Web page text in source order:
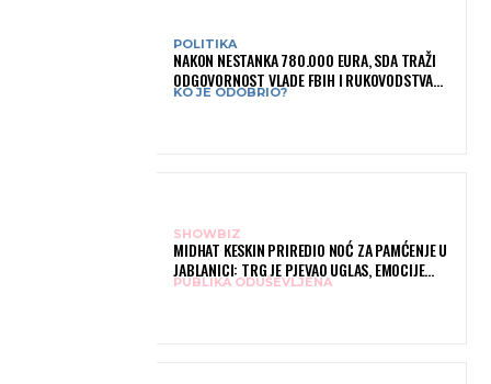
POLITIKA
NAKON NESTANKA 780.000 EURA, SDA TRAŽI
ODGOVORNOST VLADE FBIH I RUKOVODSTVA
IGMANA
KO JE ODOBRIO?
SHOWBIZ
MIDHAT KESKIN PRIREDIO NOĆ ZA PAMĆENJE U
JABLANICI: TRG JE PJEVAO UGLAS, EMOCIJE
PREPLAVILE RODNI GRAD
PUBLIKA ODUŠEVLJENA